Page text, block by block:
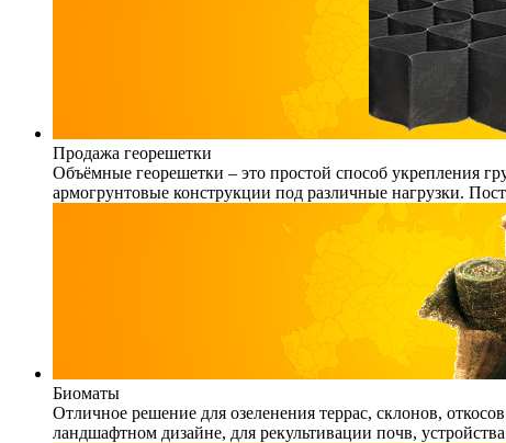
Продажа георешетки
Объёмные георешетки – это простой способ укрепления
армогрунтовые конструкции под различные нагрузки.
Биоматы
Отличное решение для озеленения террас, склонов,
ландшафтном дизайне, для рекультивации почв,